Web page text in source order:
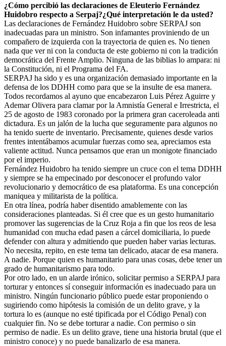
¿Cómo percibió las declaraciones de Eleuterio Fernández
Huidobro respecto a Serpaj?¿Qué interpretación le da usted?
Las declaraciones de Fernández Huidobro sobre SERPAJ son
inadecuadas para un ministro. Son infamantes proviniendo de un
compañero de izquierda con la trayectoria de quien es. No tienen
nada que ver ni con la conducta de este gobierno ni con la tradición
democrática del Frente Amplio. Ninguna de las biblias lo ampara: ni
la Constitución, ni el Programa del FA.
SERPAJ ha sido y es una organización demasiado importante en la
defensa de los DDHH como para que se la insulte de esa manera.
Todos recordamos al ayuno que encabezaron Luis Pérez Aguirre y
Ademar Olivera para clamar por la Amnistía General e Irrestricta, el
25 de agosto de 1983 coronado por la primera gran caceroleada anti
dictadura. Es un jalón de la lucha que seguramente para algunos no
ha tenido suerte de inventario. Precisamente, quienes desde varios
frentes intentábamos acumular fuerzas como sea, apreciamos esta
valiente actitud. Nunca pensamos que eran un monigote financiado
por el imperio.
Fernández Huidobro ha tenido siempre un cruce con el tema DDHH
y siempre se ha empecinado por desconocer el profundo valor
revolucionario y democrático de esa plataforma. Es una concepción
maniquea y militarista de la política.
En otra línea, podría haber disentido amablemente con las
consideraciones planteadas. Si él cree que es un gesto humanitario
promover las sugerencias de la Cruz Roja a fin que los reos de lesa
humanidad con mucha edad pasen a cárcel domiciliaria, lo puede
defender con altura y admitiendo que pueden haber varias lecturas.
No necesita, repito, en este tema tan delicado, atacar de esa manera.
A nadie. Porque quien es humanitario para unas cosas, debe tener un
grado de humanitarismo para todo.
Por otro lado, en un alarde irónico, solicitar permiso a SERPAJ para
torturar y entonces sí conseguir información es inadecuado para un
ministro. Ningún funcionario público puede estar proponiendo o
sugiriendo como hipótesis la comisión de un delito grave, y la
tortura lo es (aunque no esté tipificada por el Código Penal) con
cualquier fin. No se debe torturar a nadie. Con permiso o sin
permiso de nadie. Es un delito grave, tiene una historia brutal (que el
ministro conoce) y no puede banalizarlo de esa manera.